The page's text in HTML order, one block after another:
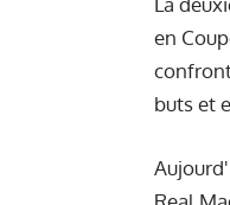
en
buts et